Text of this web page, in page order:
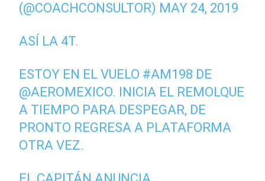
(@COACHCONSULTOR) MAY 24, 2019
ASÍ LA 4T.
ESTOY EN EL VUELO #AM198 DE
@AEROMEXICO. INICIA EL REMOLQUE
A TIEMPO PARA DESPEGAR, DE
PRONTO REGRESA A PLATAFORMA
OTRA VEZ.